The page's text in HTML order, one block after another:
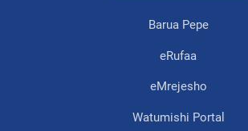
Barua Pepe
eRufaa
eMrejesho
Watumishi Portal